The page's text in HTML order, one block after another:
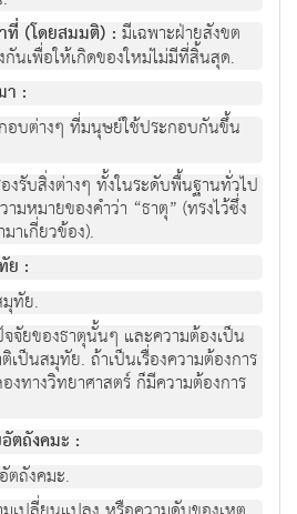
ที่ (โดยสมมติ) : มีเฉพาะฝ่ายสังขต
นเพื่อให้เกิดของใหม่ไม่มีที่สิ้นสุด.
า :
อบต่างๆ ที่มนุษย์ใช้ประกอบกันขึ้น
งรับสิ่งต่างๆ ทั้งในระดับพื้นฐานทั่วไป
มหมายของคำว่า “ธาตุ” (ทรงไว้ซึ่ง
าเกี่ยวข้อง).
ย :
ทัย.
จัยของธาตุนั้นๆ และความต้องเป็น
เป็นสมุทัย. ถ้าเป็นเรื่องความต้องการ
ทางวิทยาศาสตร์ ก็มีความต้องการ
ตถังคมะ :
ตถังคมะ.